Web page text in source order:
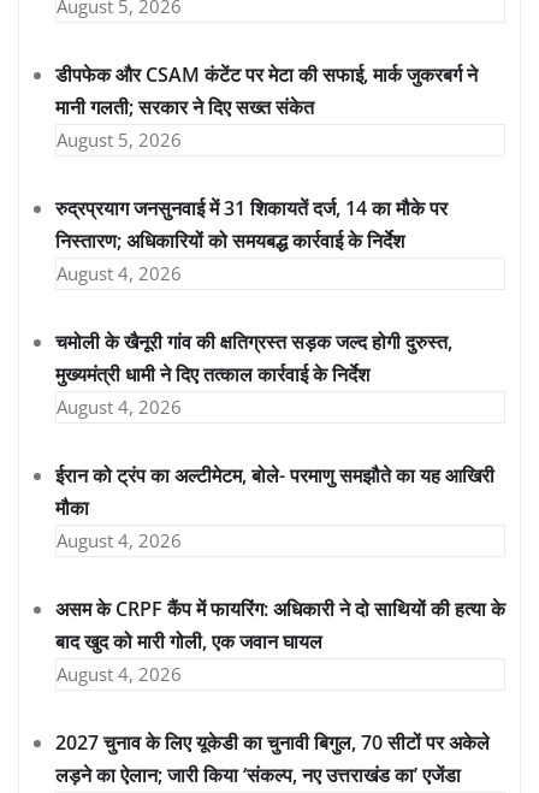
August 5, 2026
डीपफेक और CSAM कंटेंट पर मेटा की सफाई, मार्क जुकरबर्ग ने
मानी गलती; सरकार ने दिए सख्त संकेत
August 5, 2026
रुद्रप्रयाग जनसुनवाई में 31 शिकायतें दर्ज, 14 का मौके पर
निस्तारण; अधिकारियों को समयबद्ध कार्रवाई के निर्देश
August 4, 2026
चमोली के खैनूरी गांव की क्षतिग्रस्त सड़क जल्द होगी दुरुस्त,
मुख्यमंत्री धामी ने दिए तत्काल कार्रवाई के निर्देश
August 4, 2026
ईरान को ट्रंप का अल्टीमेटम, बोले- परमाणु समझौते का यह आखिरी
मौका
August 4, 2026
असम के CRPF कैंप में फायरिंग: अधिकारी ने दो साथियों की हत्या के
बाद खुद को मारी गोली, एक जवान घायल
August 4, 2026
2027 चुनाव के लिए यूकेडी का चुनावी बिगुल, 70 सीटों पर अकेले
लड़ने का ऐलान; जारी किया ‘संकल्प, नए उत्तराखंड का’ एजेंडा